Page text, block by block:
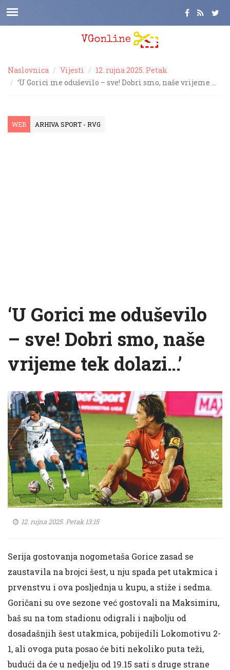
Naslovnica Vijesti
12. rujna 2025. Petak
‘U Gorici me oduševilo – sve! Dobri smo, naše vrijeme …
WEB ARHIVA SPORT - RVG
‘U Gorici me oduševilo
– sve! Dobri smo, naše
vrijeme tek dolazi…’
12. rujna 2025. Petak 13:15
Serija gostovanja nogometaša Gorice zasad se
zaustavila na brojci šest, u nju spada pet utakmica i
prvenstvu i ova posljednja u kupu, a stiže i sedma.
Goričani su ove sezone već gostovali na Maksimiru,
baš su na tom stadionu odigrali i najbolju od
dosadašnjih šest utakmica, pobijedili Lokomotivu 2-
1, ali ovoga puta posao će biti nekoliko puta teži,
budući da će u nedjelju od 19.15 sati s druge strane